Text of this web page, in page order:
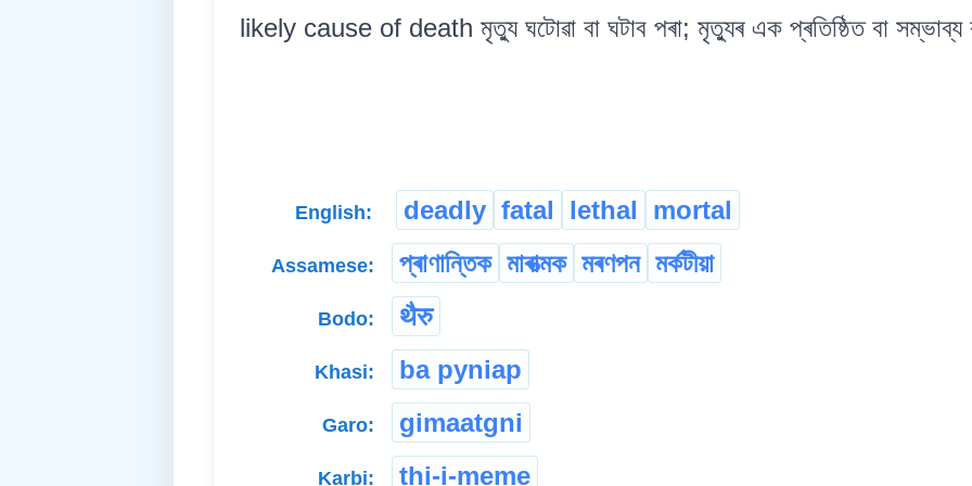
likely cause of death মৃত্যু ঘটোৱা বা ঘটাব পৰা; মৃত্যুৰ এক প্ৰতিষ্ঠিত বা সম্ভাব্য
English: deadly fatal lethal mortal
Assamese: প্ৰাণান্তিক মাৰাত্মক মৰণপন মৰ্কটীয়া
Bodo: थैरु
Khasi: ba pyniap
Garo: gimaatgni
Karbi: thi-i-meme